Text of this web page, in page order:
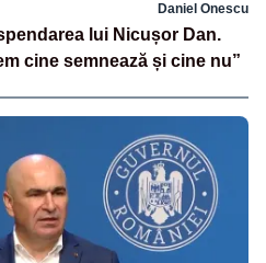
Daniel Onescu
lui Nicușor Dan.
cine semnează și cine nu”